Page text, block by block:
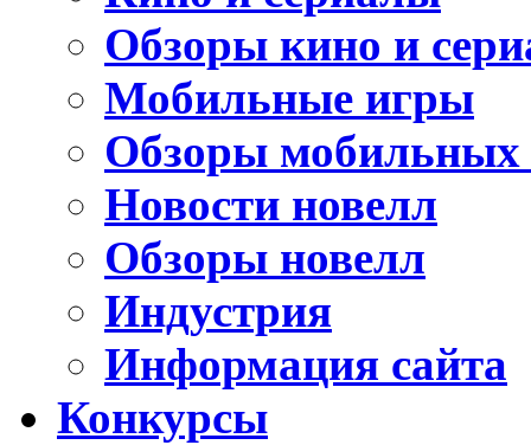
Обзоры кино и
Мобильные игры
Обзоры мобильных
Новости новелл
Обзоры новелл
Индустрия
Информация сайта
Конкурсы